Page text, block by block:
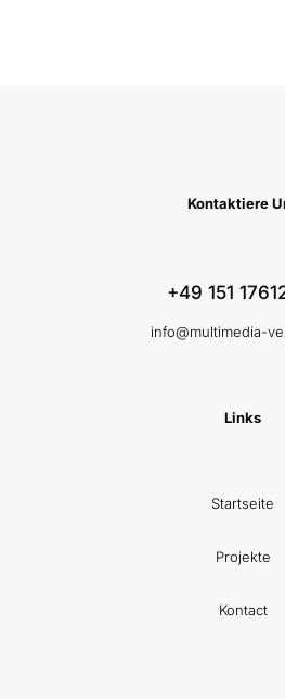
Kontaktiere
+49 151
info@multimedia-
Links
Startseite
Projekte
Kontact